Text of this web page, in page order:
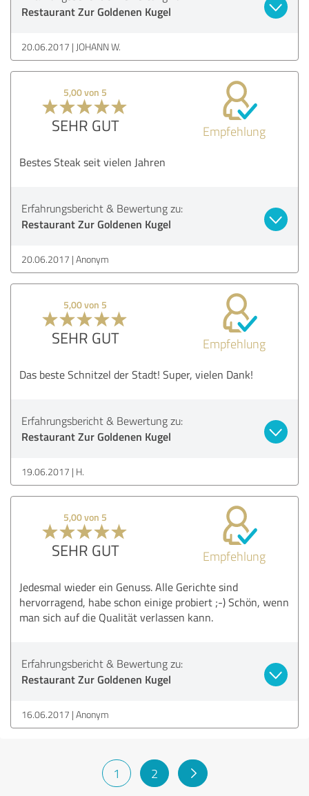
Restaurant Zur Goldenen Kugel
20.06.2017 JOHANN W.
5,00 von 5
SEHR GUT Empfehlung
Bestes Steak seit vielen Jahren
Erfahrungsbericht & Bewertung zu:
Restaurant Zur Goldenen Kugel
20.06.2017 Anonym
5,00 von 5
SEHR GUT Empfehlung
Das beste Schnitzel der Stadt! Super, vielen Dank!
Erfahrungsbericht & Bewertung zu:
Restaurant Zur Goldenen Kugel
19.06.2017 H.
5,00 von 5
SEHR GUT Empfehlung
Jedesmal wieder ein Genuss. Alle Gerichte sind
hervorragend, habe schon einige probiert ;-) Schön, wenn
man sich auf die Qualität verlassen kann.
Erfahrungsbericht & Bewertung zu:
Restaurant Zur Goldenen Kugel
16.06.2017 Anonym
1 2